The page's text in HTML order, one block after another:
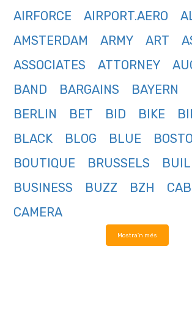
AIRFORCE
AIRPORT.AERO
AMSTERDAM
ARMY ART
ASSOCIATES
ATTORNEY
BAND
BARGAINS BAYERN
BERLIN
BET BID BIKE
BLACK
BLOG BLUE
BOUTIQUE
BRUSSELS
BUSINESS
BUZZ BZH CAB
CAMERA
Mostra'n més